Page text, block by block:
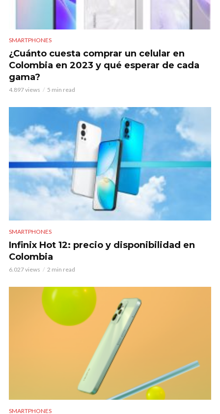
SMARTPHONES
¿Cuánto cuesta comprar un celular en
Colombia en 2023 y qué esperar de cada
gama?
4.897 views 5 min read
SMARTPHONES
Infinix Hot 12: precio y disponibilidad en
Colombia
6.027 views 2 min read
SMARTPHONES